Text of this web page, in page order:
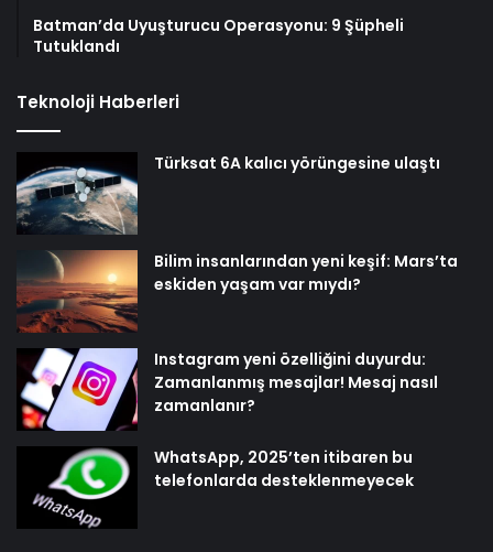
Batman’da Uyuşturucu Operasyonu: 9 Şüpheli
Tutuklandı
Teknoloji Haberleri
Türksat 6A kalıcı yörüngesine ulaştı
Bilim insanlarından yeni keşif: Mars’ta
eskiden yaşam var mıydı?
Instagram yeni özelliğini duyurdu:
Zamanlanmış mesajlar! Mesaj nasıl
zamanlanır?
WhatsApp, 2025’ten itibaren bu
telefonlarda desteklenmeyecek